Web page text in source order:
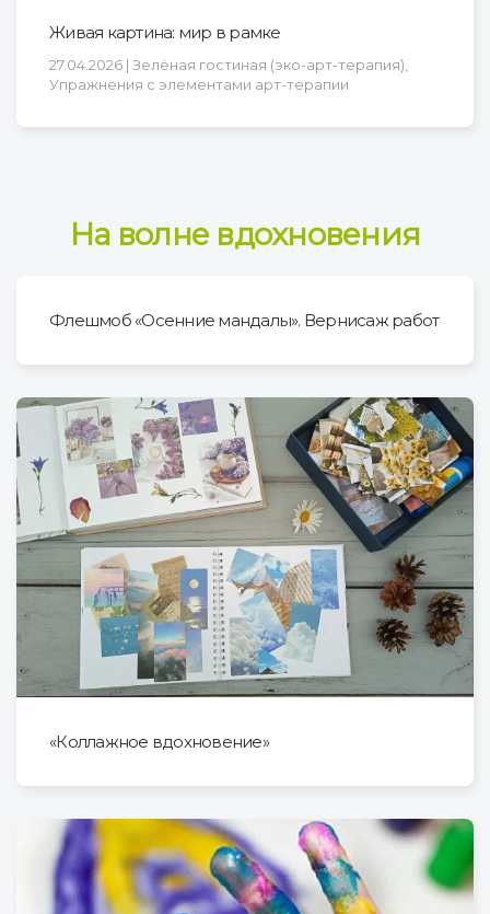
Живая картина: мир в рамке
27.04.2026 | Зелёная гостиная (эко-арт-терапия),
Упражнения с элементами арт-терапии
На волне вдохновения
Флешмоб «Осенние мандалы». Вернисаж работ
«Коллажное вдохновение»